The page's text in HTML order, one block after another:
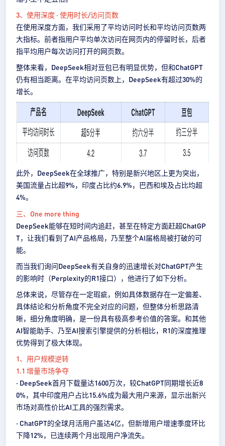
3、使用深度 · 使用时长/访问页数
在使用深度方面，我们采用了平均访问时长和平均访问页数两
大指标。前者指用户平均单次访问在网页内的停留时长，后者
指平均用户每次访问打开的网页数。
整体来看，DeepSeek相对豆包已有明显优势，但和ChatGPT
仍有相当距离。在平均访问页数上，DeepSeek有超过30%的
增长。
此外，DeepSeek在全球推广，特别是新兴地区上更为突出，
美国流量占比超9%，印度占比约6.9%，巴西和埃及占比均超
4%。
三、One more thing
DeepSeek能够在短时间内追赶，甚至在特定方面赶超ChatGP
T，让我们看到了AI产品格局，乃至整个AI届格局被打破的可
能。
而当我们询问DeepSeek有关自身的迅速增长对ChatGPT产生
的影响时（Perplexity的R1接口），他进行了如下分析。
总体来说，尽管存在一定瑕疵，例如具体数据存在一定偏差、
具体结论和分析角度不完全对应的问题，但整体分析思路清
晰，细分角度明确，是一份具有极高参考价值的答案。和其他
AI智能助手、乃至AI搜索引擎提供的分析相比，R1的深度推理
优势得到了极大体现。
1、用户规模逆转
1.1 增量市场争夺
· DeepSeek首月下载量达1600万次，较ChatGPT同期增长近8
0%，其中印度用户占比15.6%成为最大用户来源，显示出新兴
市场对高性价比AI工具的强烈需求。
· ChatGPT的全球月活用户虽达4亿，但新增用户增速季度环比
下降12%，已连续两个月出现用户净流失。